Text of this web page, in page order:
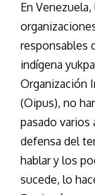
En
responsables
indígena
Organización
(Oipus), no
pasado varios
defensa del
hablar y los
sucede, lo